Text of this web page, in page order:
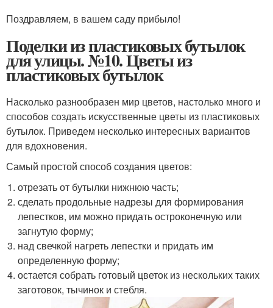
Поздравляем, в вашем саду прибыло!
Поделки из пластиковых бутылок
для улицы. №10. Цветы из
пластиковых бутылок
Насколько разнообразен мир цветов, настолько много и
способов создать искусственные цветы из пластиковых
бутылок. Приведем несколько интересных вариантов
для вдохновения.
Самый простой способ создания цветов:
отрезать от бутылки нижнюю часть;
сделать продольные надрезы для формирования
лепестков, им можно придать остроконечную или
загнутую форму;
над свечкой нагреть лепестки и придать им
определенную форму;
остается собрать готовый цветок из нескольких таких
заготовок, тычинок и стебля.